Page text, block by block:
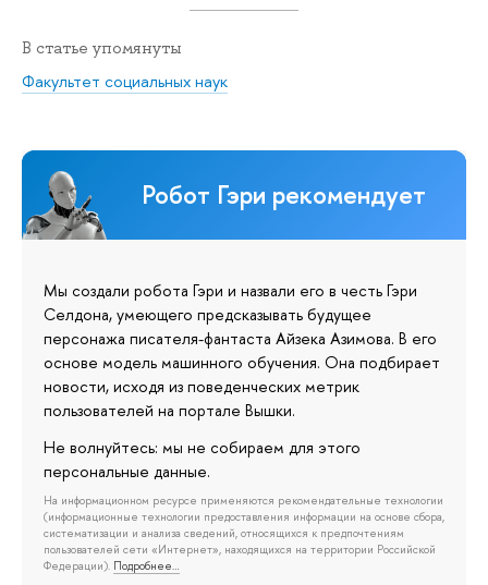
В статье упомянуты
Факультет социальных наук
Робот Гэри рекомендует
Мы создали робота Гэри и назвали его в честь Гэри
Селдона, умеющего предсказывать будущее
персонажа писателя-фантаста Айзека Азимова. В его
основе модель машинного обучения. Она подбирает
новости, исходя из поведенческих метрик
пользователей на портале Вышки.
Не волнуйтесь: мы не собираем для этого
персональные данные.
На информационном ресурсе применяются рекомендательные технологии
(информационные технологии предоставления информации на основе сбора,
систематизации и анализа сведений, относящихся к предпочтениям
пользователей сети «Интернет», находящихся на территории Российской
Федерации). Подробнее…